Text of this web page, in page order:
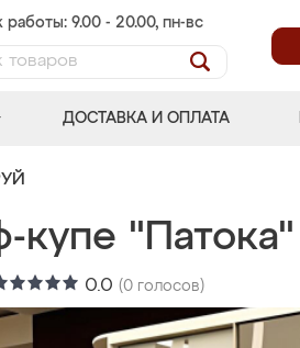
работы: 9.00 - 20.00, пн-вс
ДОСТАВКА И ОПЛАТА
купе "Патока"
0.0 (0 голосов)